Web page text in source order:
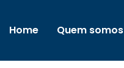
Home Quem somos